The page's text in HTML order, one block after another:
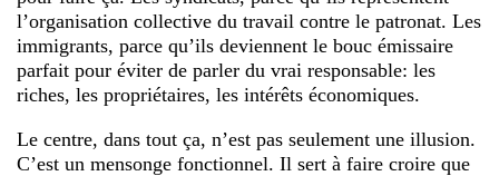
l’organisation collective du travail contre le patronat. Les
immigrants, parce qu’ils deviennent le bouc émissaire
parfait pour éviter de parler du vrai responsable: les
riches, les propriétaires, les intérêts économiques.
Le centre, dans tout ça, n’est pas seulement une illusion.
C’est un mensonge fonctionnel. Il sert à faire croire que